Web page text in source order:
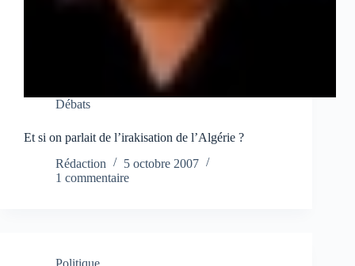
Débats
Et si on parlait de l’irakisation de l’Algérie ?
Rédaction
5 octobre 2007
1 commentaire
Politique